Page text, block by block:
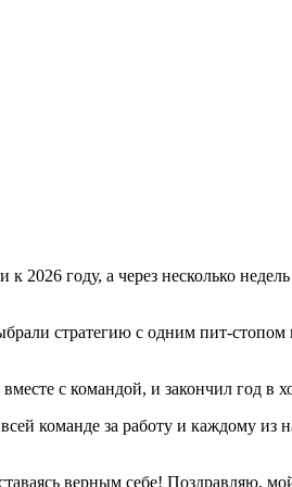
2026 году, а через несколько
стратегию с одним пит-стопом
с командой, и закончил год в
команде за работу и каждому из
верным себе! Поздравляю,